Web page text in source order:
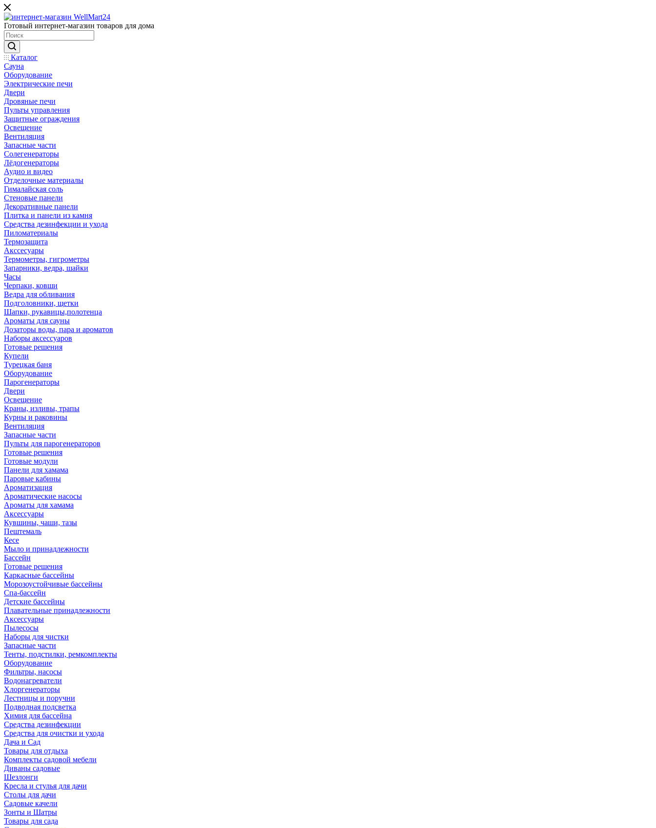
Готовый интернет-магазин товаров для дома
Каталог
Сауна
Оборудование
Электрические печи
Двери
Дровяные печи
Пульты управления
Защитные ограждения
Освещение
Вентиляция
Запасные части
Солегенераторы
Лёдогенераторы
Аудио и видео
Отделочные материалы
Гималайская соль
Стеновые панели
Декоративные панели
Плитка и панели из камня
Средства дезинфекции и ухода
Пиломатериалы
Термозащита
Аксcесуары
Термометры, гигрометры
Запарники, ведра, шайки
Часы
Черпаки, ковши
Ведра для обливания
Подголовники, щетки
Шапки, рукавицы,полотенца
Ароматы для сауны
Дозаторы воды, пара и ароматов
Наборы аксессуаров
Готовые решения
Купели
Турецкая баня
Оборудование
Парогенераторы
Двери
Освещение
Краны, изливы, трапы
Курны и раковины
Вентиляция
Запасные части
Пульты для парогенераторов
Готовые решения
Готовые модули
Панели для хамама
Паровые кабины
Ароматизация
Ароматические насосы
Ароматы для хамама
Аксессуары
Кувшины, чаши, тазы
Пештемаль
Кесе
Мыло и принадлежности
Бассейн
Готовые решения
Каркасные бассейны
Морозоустойчивые бассейны
Спа-бассейн
Детские бассейны
Плавательные принадлежности
Аксессуары
Пылесосы
Наборы для чистки
Запасные части
Тенты, подстилки, ремкомплекты
Оборудование
Фильтры, насосы
Водонагреватели
Хлоргенераторы
Лестницы и поручни
Подводная подсветка
Химия для бассейна
Средства дезинфекции
Средства для очистки и ухода
Дача и Сад
Товары для отдыха
Комплекты садовой мебели
Диваны садовые
Шезлонги
Кресла и стулья для дачи
Столы для дачи
Садовые качели
Зонты и Шатры
Товары для сада